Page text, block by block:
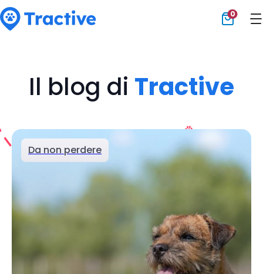
0
Il blog di Tractive
Da non perdere